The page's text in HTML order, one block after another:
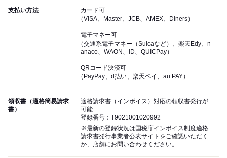
支払い方法
カード可
（VISA、Master、JCB、AMEX、Diners）
電子マネー可
（交通系電子マネー（Suicaなど）、楽天Edy、n
anaco、WAON、iD、QUICPay）
QRコード決済可
（PayPay、d払い、楽天ペイ、au PAY）
領収書（適格簡易請求
書）
適格請求書（インボイス）対応の領収書発行が
可能
登録番号：T9021001020992
※最新の登録状況は国税庁インボイス制度適格
請求書発行事業者公表サイトをご確認いただく
か、店舗にお問い合わせください。